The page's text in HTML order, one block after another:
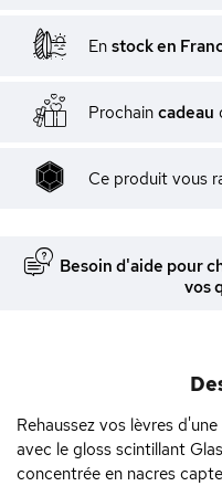
En stock en
Prochain cadeau
Ce produit vous
Besoin d'aide pour
vos
Rehaussez vos lèvres
avec le gloss scintillant
concentrée en nacres